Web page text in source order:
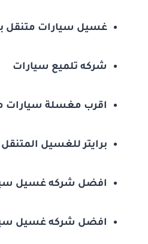
غسيل سيارات متنقل
شركه تلميع سيارات
اقرب مغسلة سيارات
برايتر للغسيل المتنقل
افضل شركه غسيل
افضل شركه غسيل